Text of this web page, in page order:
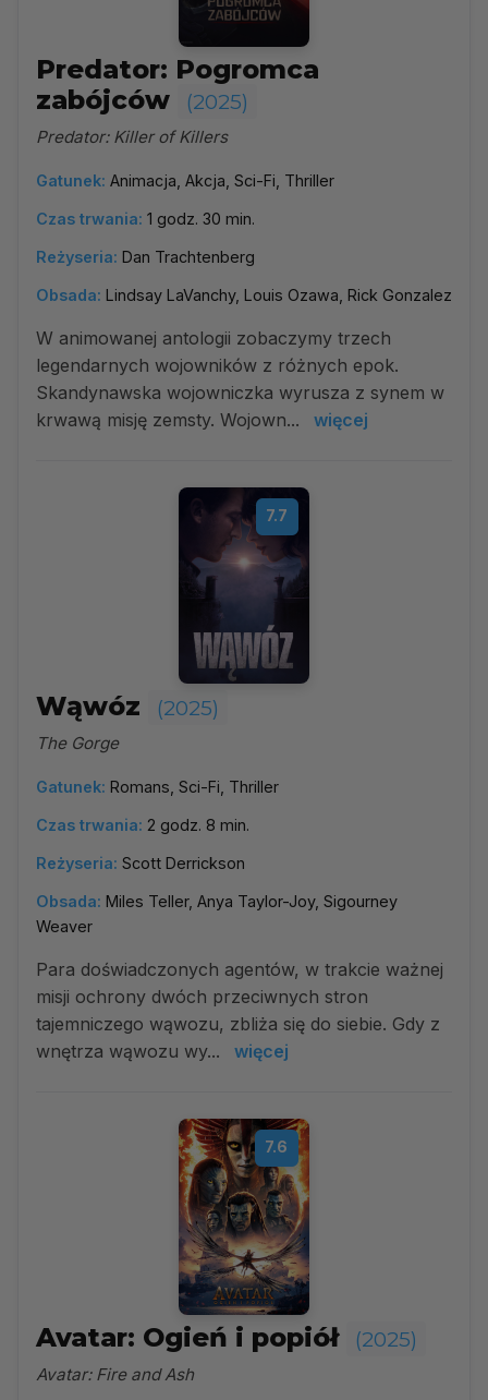
Predator: Pogromca
zabójców
(2025)
Predator: Killer of Killers
Gatunek: Animacja, Akcja, Sci-Fi, Thriller
Czas trwania: 1 godz. 30 min.
Reżyseria: Dan Trachtenberg
Obsada: Lindsay LaVanchy, Louis Ozawa, Rick Gonzalez
W animowanej antologii zobaczymy trzech
legendarnych wojowników z różnych epok.
Skandynawska wojowniczka wyrusza z synem w
krwawą misję zemsty. Wojown...
więcej
7.7
Wąwóz (2025)
The Gorge
Gatunek: Romans, Sci-Fi, Thriller
Czas trwania: 2 godz. 8 min.
Reżyseria: Scott Derrickson
Obsada: Miles Teller, Anya Taylor-Joy, Sigourney
Weaver
Para doświadczonych agentów, w trakcie ważnej
misji ochrony dwóch przeciwnych stron
tajemniczego wąwozu, zbliża się do siebie. Gdy z
wnętrza wąwozu wy...
więcej
7.6
Avatar: Ogień i popiół (2025)
Avatar: Fire and Ash